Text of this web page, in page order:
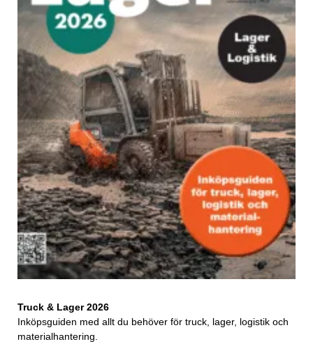
Truck & Lager 2026
Inköpsguiden med allt du behöver för truck, lager, logistik och
materialhantering.